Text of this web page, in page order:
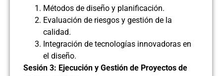
Métodos de diseño y planificación.
Evaluación de riesgos y gestión de la
calidad.
Integración de tecnologías innovadoras en
el diseño.
Sesión 3: Ejecución y Gestión de Proyectos de